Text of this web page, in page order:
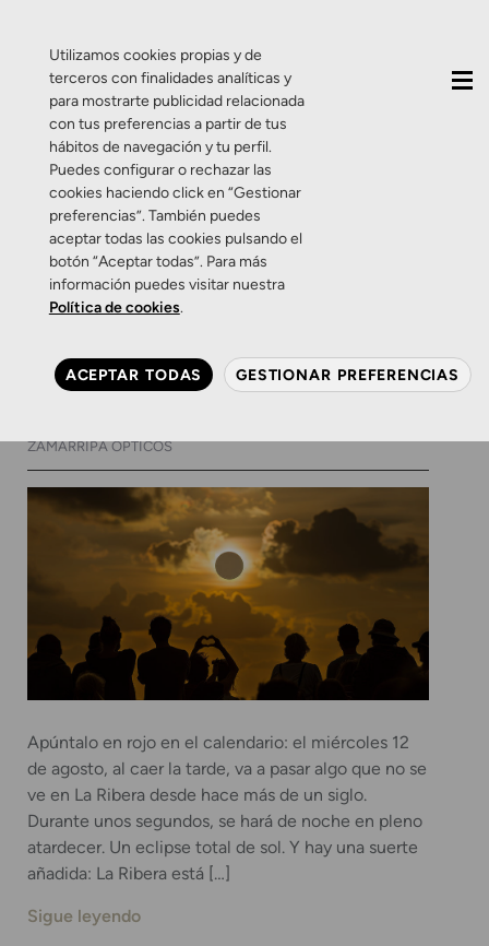
Categoría:Consejos
Consejos Salud Visual Zamarripa Ópticos
Un eclipse total sobre La
dañarte los ojos
ZAMARRIPA ÓPTICOS
Apúntalo en rojo en el calendario: el miércoles 12
de agosto, al caer la tarde, va a pasar algo que no se
ve en La Ribera desde hace más de un siglo.
Durante unos segundos, se hará de noche en pleno
atardecer. Un eclipse total de sol. Y hay una suerte
añadida: La Ribera está […]
Sigue leyendo
Utilizamos cookies propias y de
terceros con finalidades analíticas y
para mostrarte publicidad relacionada
con tus preferencias a partir de tus
hábitos de navegación y tu perfil.
Puedes configurar o rechazar las
cookies haciendo click en “Gestionar
preferencias”. También puedes
aceptar todas las cookies pulsando el
botón “Aceptar todas”. Para más
información puedes visitar nuestra
Política de cookies.
ACEPTAR TODAS GESTIONAR PREFERENCIAS